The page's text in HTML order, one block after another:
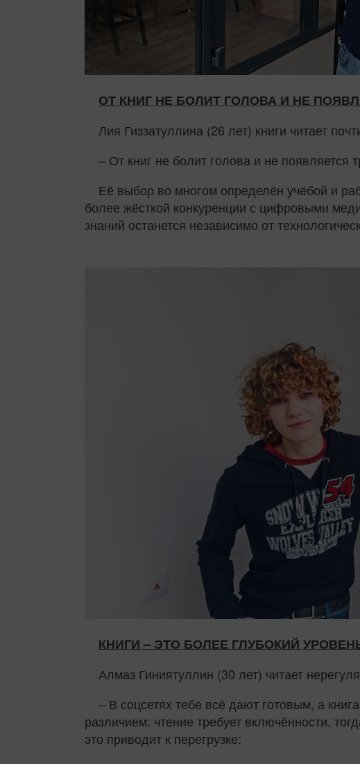
ОТ КНИГ НЕ БОЛИТ ГОЛОВА И НЕ
Лия Гиззатуллина (26 лет) книги читает
– От книг не болит голова и не появляется
Её выбор во многом определён учёбой и
более жёсткой конкуренции с цифровыми
знаний останется независимо от
КНИГИ – ЭТО БОЛЕЕ ГЛУБОКИЙ
Алмаз Гиниятуллин (30 лет) читает
– В соцсетях тебе всё дают готовым, а
различием: чтение требует включённости,
это приводит к перегрузке: